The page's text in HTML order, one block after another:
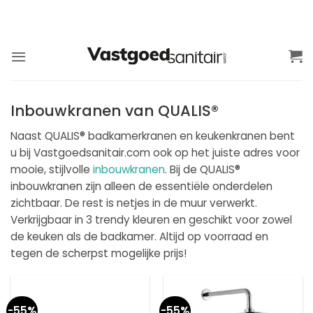
Inbouwkranen van QUALIS®
Naast QUALIS® badkamerkranen en keukenkranen bent
u bij Vastgoedsanitair.com ook op het juiste adres voor
mooie, stijlvolle inbouwkranen. Bij de QUALIS®
inbouwkranen zijn alleen de essentiële onderdelen
zichtbaar. De rest is netjes in de muur verwerkt.
Verkrijgbaar in 3 trendy kleuren en geschikt voor zowel
de keuken als de badkamer. Altijd op voorraad en
tegen de scherpst mogelijke prijs!